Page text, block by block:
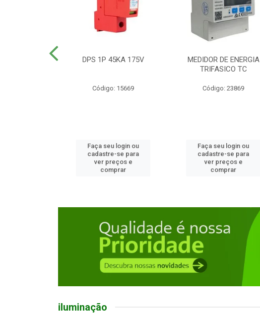
DPS 1P 45KA 175V
Código: 15669
Faça seu login ou
cadastre-se para
ver preços e
comprar
MEDIDOR DE ENERGIA
TRIFASICO TC
Código: 23869
Faça seu login ou
cadastre-se para
ver preços e
comprar
iluminação